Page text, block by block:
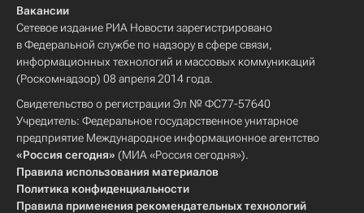
Вакансии
Сетевое издание РИА Новости зарегистрировано
в Федеральной службе по надзору в сфере связи,
информационных технологий и массовых коммуникаций
(Роскомнадзор) 08 апреля 2014 года.
Свидетельство о регистрации Эл № ФС77-57640
Учредитель: Федеральное государственное унитарное
предприятие Международное информационное агентство
«Россия сегодня» (МИА «Россия сегодня»).
Правила использования материалов
Политика конфиденциальности
Правила применения рекомендательных технологий